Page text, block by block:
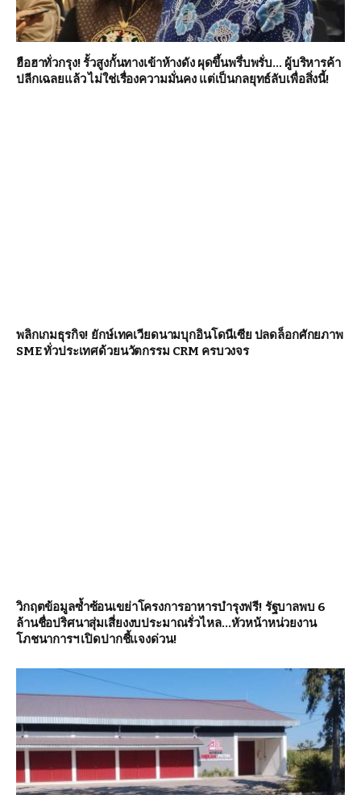
ฮือฮาทั่วกรุง! รั้วสูงกั้นทางเข้าห้างดัง ผุดขึ้นพรึ่บพรั่บ… ผู้บริหารค้า
ปลีกเฉลยแล้ว ไม่ใช่เรื่องความมั่นคง แต่เป็นกลยุทธ์ลับเพื่อสิ่งนี้!
พลิกเกมธุรกิจ! ยักษ์เทคเวียดนามบุกอินโดนีเซีย ปลดล็อกศักยภาพ
SME ทั่วประเทศด้วยนวัตกรรม CRM ครบวงจร
วิกฤตข้อมูลซ้ำซ้อนเขย่าโครงการอาหารบำรุงฟรี! รัฐบาลพบ 6
ล้านชื่อปริศนาสุ่มเสี่ยงงบประมาณรั่วไหล…หัวหน้าหน่วยงาน
โภชนาการฯ เปิดปากชี้แจงด่วน!